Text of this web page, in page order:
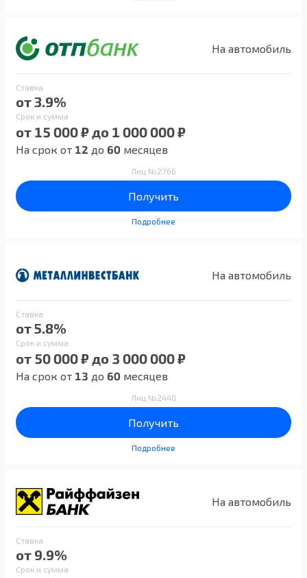
На автомобиль
Ставка
от 3.9%
Срок и сумма
от 15 000 ₽ до 1 000 000 ₽
На срок от 12 до 60 месяцев
Лиц №2766
Получить
Подробнее
На автомобиль
Ставка
от 5.8%
Срок и сумма
от 50 000 ₽ до 3 000 000 ₽
На срок от 13 до 60 месяцев
Лиц №2440
Получить
Подробнее
На автомобиль
Ставка
от 9.9%
Срок и сумма